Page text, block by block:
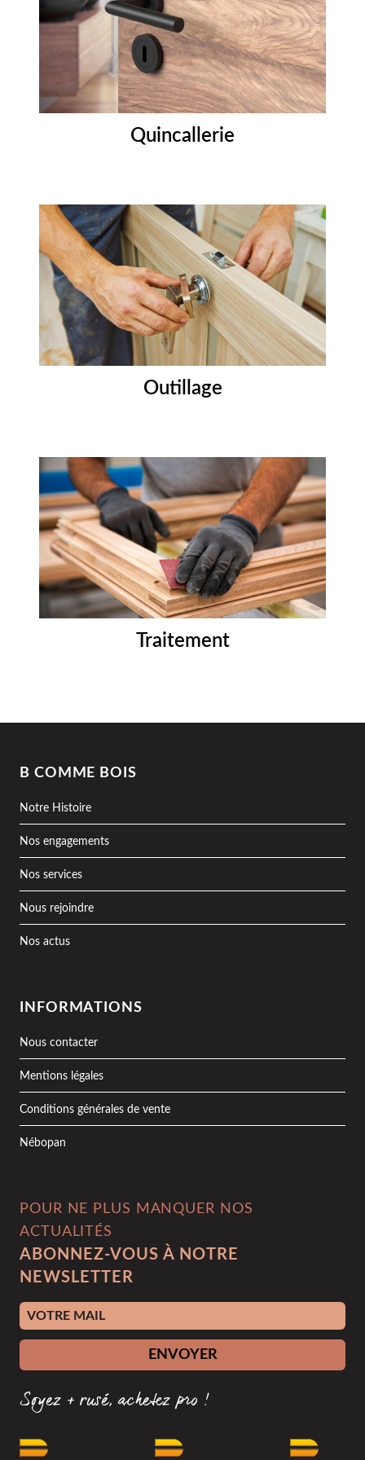
Quincallerie
Outillage
Traitement
B COMME BOIS
Notre Histoire
Nos engagements
Nos services
Nous rejoindre
Nos actus
INFORMATIONS
Nous contacter
Mentions légales
Conditions générales de vente
Nébopan
POUR NE PLUS MANQUER NOS
ACTUALITÉS
ABONNEZ-VOUS À NOTRE
NEWSLETTER
Adresse e-mail
ENVOYER
Soyez + rusé, achetez pro !